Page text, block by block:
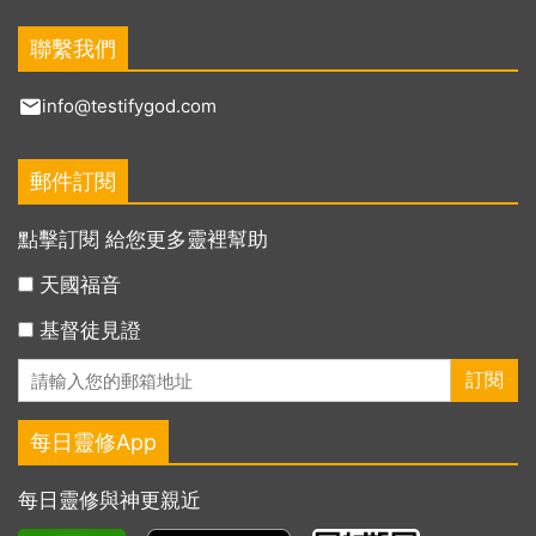
聯繫我們
info@testifygod.com
郵件訂閱
點擊訂閱 給您更多靈裡幫助
天國福音
基督徒見證
每日靈修App
每日靈修與神更親近